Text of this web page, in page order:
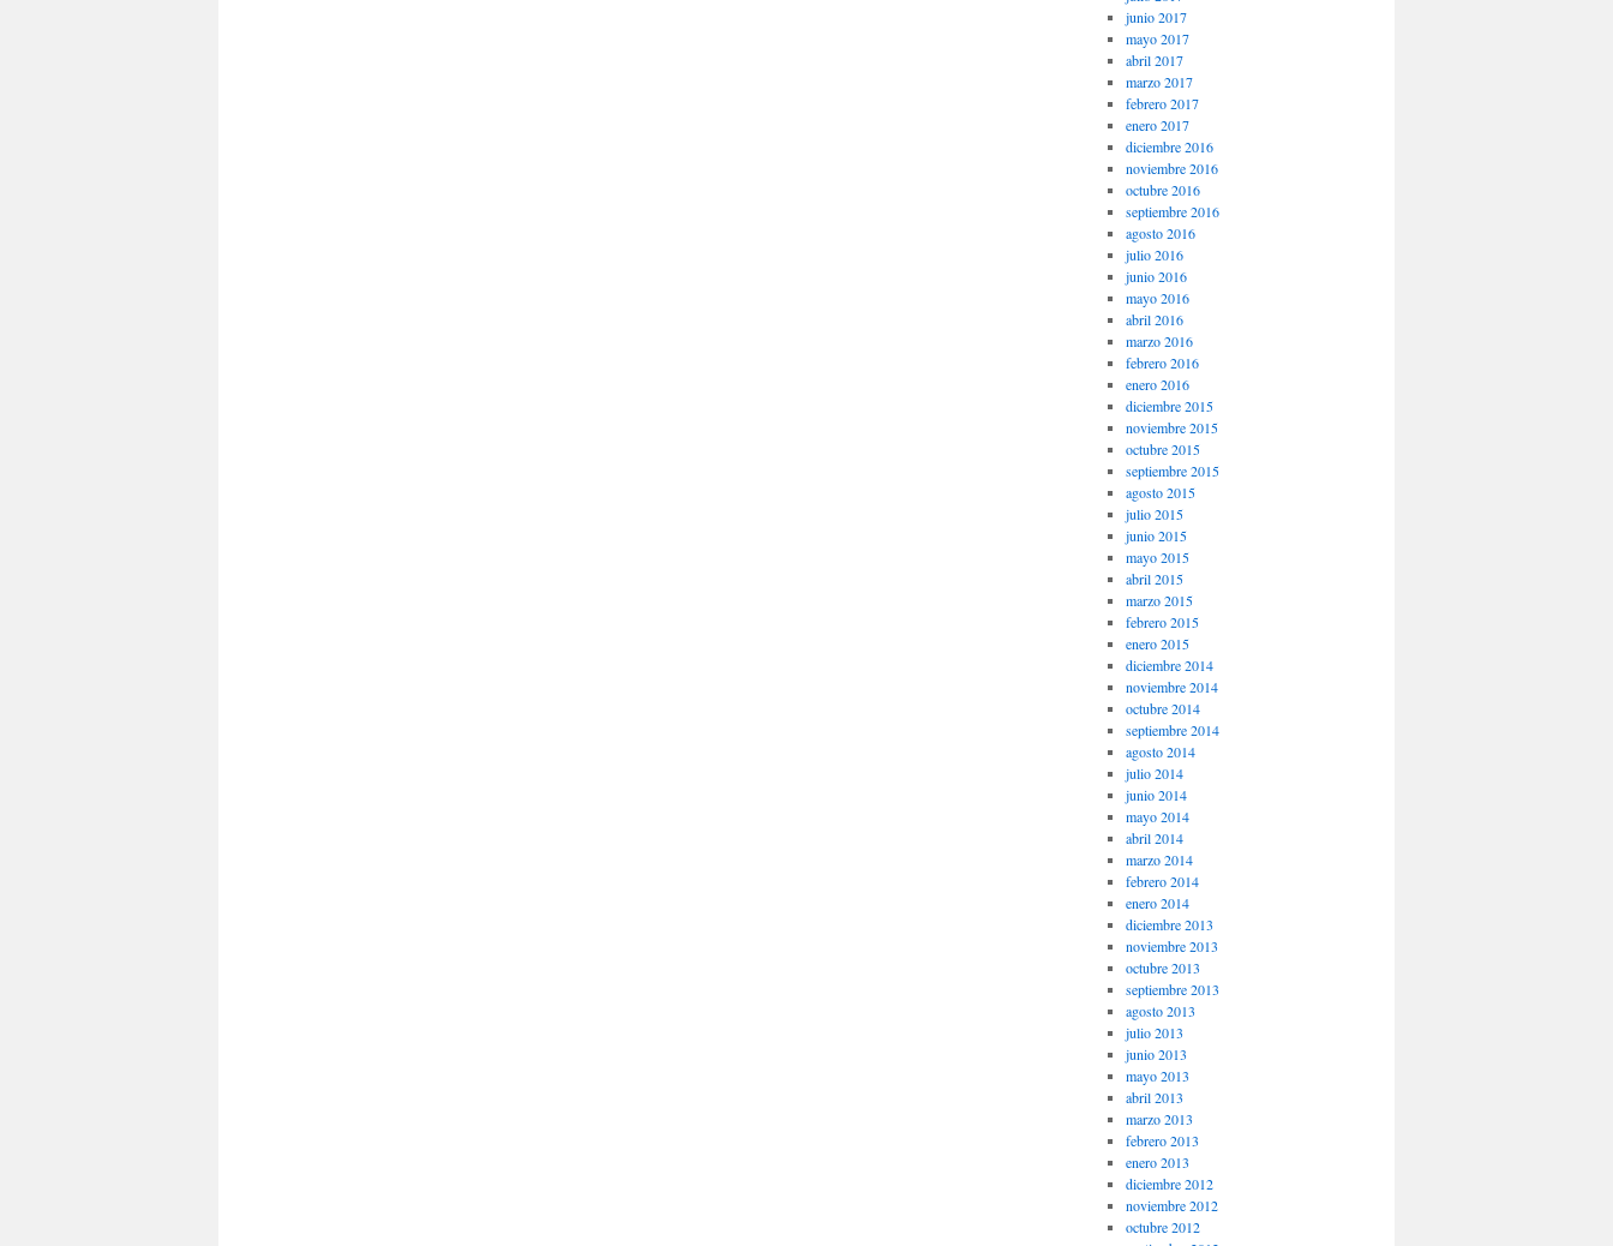
junio 2017
mayo 2017
abril 2017
marzo 2017
febrero 2017
enero 2017
diciembre 2016
noviembre 2016
octubre 2016
septiembre 2016
agosto 2016
julio 2016
junio 2016
mayo 2016
abril 2016
marzo 2016
febrero 2016
enero 2016
diciembre 2015
noviembre 2015
octubre 2015
septiembre 2015
agosto 2015
julio 2015
junio 2015
mayo 2015
abril 2015
marzo 2015
febrero 2015
enero 2015
diciembre 2014
noviembre 2014
octubre 2014
septiembre 2014
agosto 2014
julio 2014
junio 2014
mayo 2014
abril 2014
marzo 2014
febrero 2014
enero 2014
diciembre 2013
noviembre 2013
octubre 2013
septiembre 2013
agosto 2013
julio 2013
junio 2013
mayo 2013
abril 2013
marzo 2013
febrero 2013
enero 2013
diciembre 2012
noviembre 2012
octubre 2012